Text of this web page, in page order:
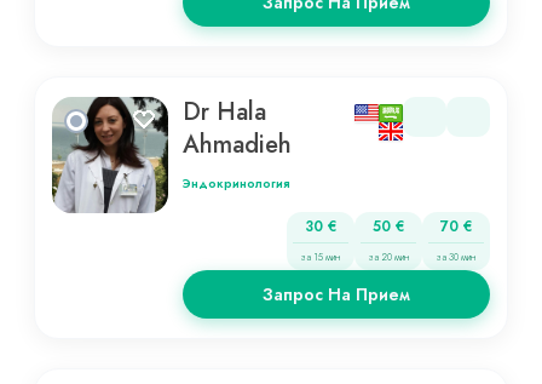
Dr Hala
Ahmadieh
Эндокринология
30 €
за 15 мин
50 €
за 20 мин
70 €
за 30 мин
Запрос На Прием